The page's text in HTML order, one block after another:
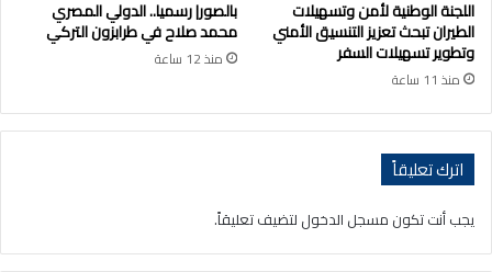
اللجنة الوطنية لأمن وتسهيلات
الطيران تبحث تعزيز التنسيق الأمني
وتطوير تسهيلات السفر
منذ 11 ساعة
بالصور| رسميا.. الدولي المصري
محمد صلاح في طرابزون التركي
منذ 12 ساعة
اترك تعليقاً
يجب أنت تكون مسجل الدخول لتضيف تعليقاً.